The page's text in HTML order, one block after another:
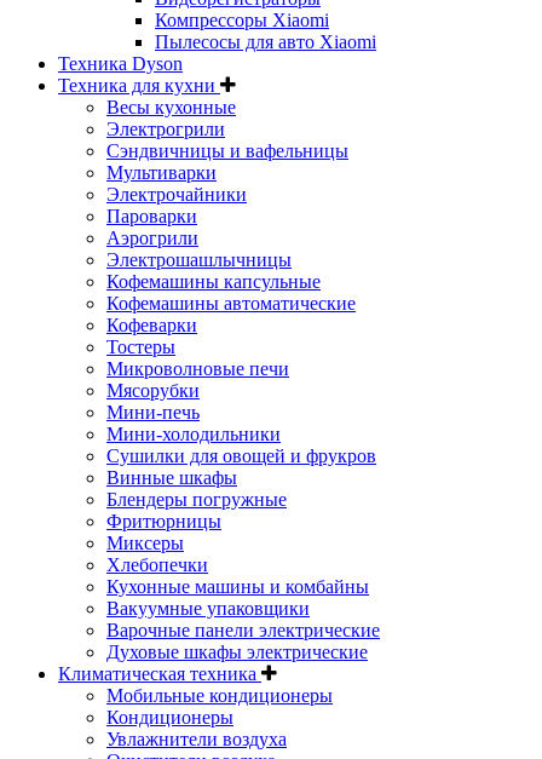
Компрессоры Xiaomi
Пылесосы для авто Xiaomi
Техника Dyson
Техника для кухни
Весы кухонные
Электрогрили
Сэндвичницы и вафельницы
Мультиварки
Электрочайники
Пароварки
Аэрогрили
Электрошашлычницы
Кофемашины капсульные
Кофемашины автоматические
Кофеварки
Тостеры
Микроволновые печи
Мясорубки
Мини-печь
Мини-холодильники
Сушилки для овощей и фрукров
Винные шкафы
Блендеры погружные
Фритюрницы
Миксеры
Хлебопечки
Кухонные машины и комбайны
Вакуумные упаковщики
Варочные панели электрические
Духовые шкафы электрические
Климатическая техника
Мобильные кондиционеры
Кондиционеры
Увлажнители воздуха